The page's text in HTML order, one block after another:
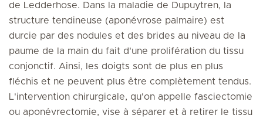
de Ledderhose. Dans la maladie de Dupuytren, la
structure tendineuse (aponévrose palmaire) est
durcie par des nodules et des brides au niveau de la
paume de la main du fait d'une prolifération du tissu
conjonctif. Ainsi, les doigts sont de plus en plus
fléchis et ne peuvent plus être complètement tendus.
L'intervention chirurgicale, qu'on appelle fasciectomie
ou aponévrectomie, vise à séparer et à retirer le tissu